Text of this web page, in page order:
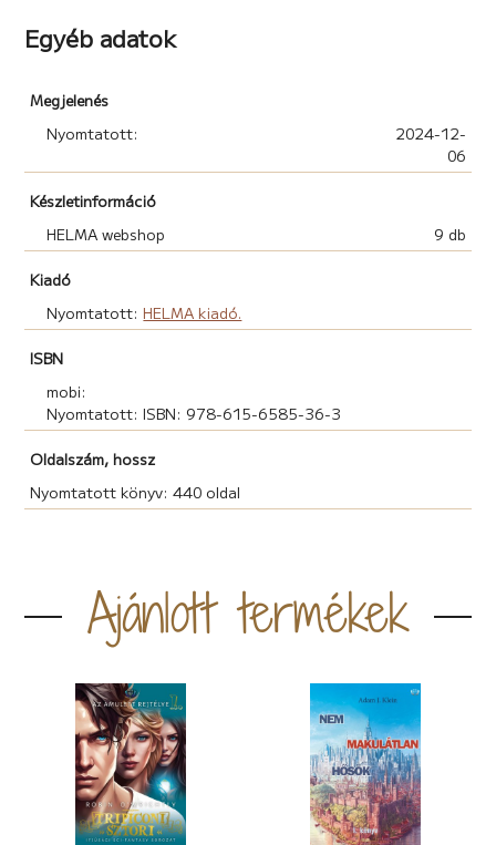
mindent!
„Az teszi élővé a történetet, hogy nem finomkodik a
valósággal, minden ugyanúgy történik, ahogy a való
életben is (…). És hogy az elveszett herceg elveszett
marad-e? A válasz ott rejlik a könyvben.”
~ Városi Emese, szerkesztő ~
Egyéb adatok
Megjelenés
Nyomtatott:
2024-12-
06
Készletinformáció
HELMA webshop
9 db
Kiadó
Nyomtatott: HELMA kiadó.
ISBN
mobi:
Nyomtatott: ISBN: 978-615-6585-36-3
Oldalszám, hossz
Nyomtatott könyv: 440 oldal
Ajánlott termékek